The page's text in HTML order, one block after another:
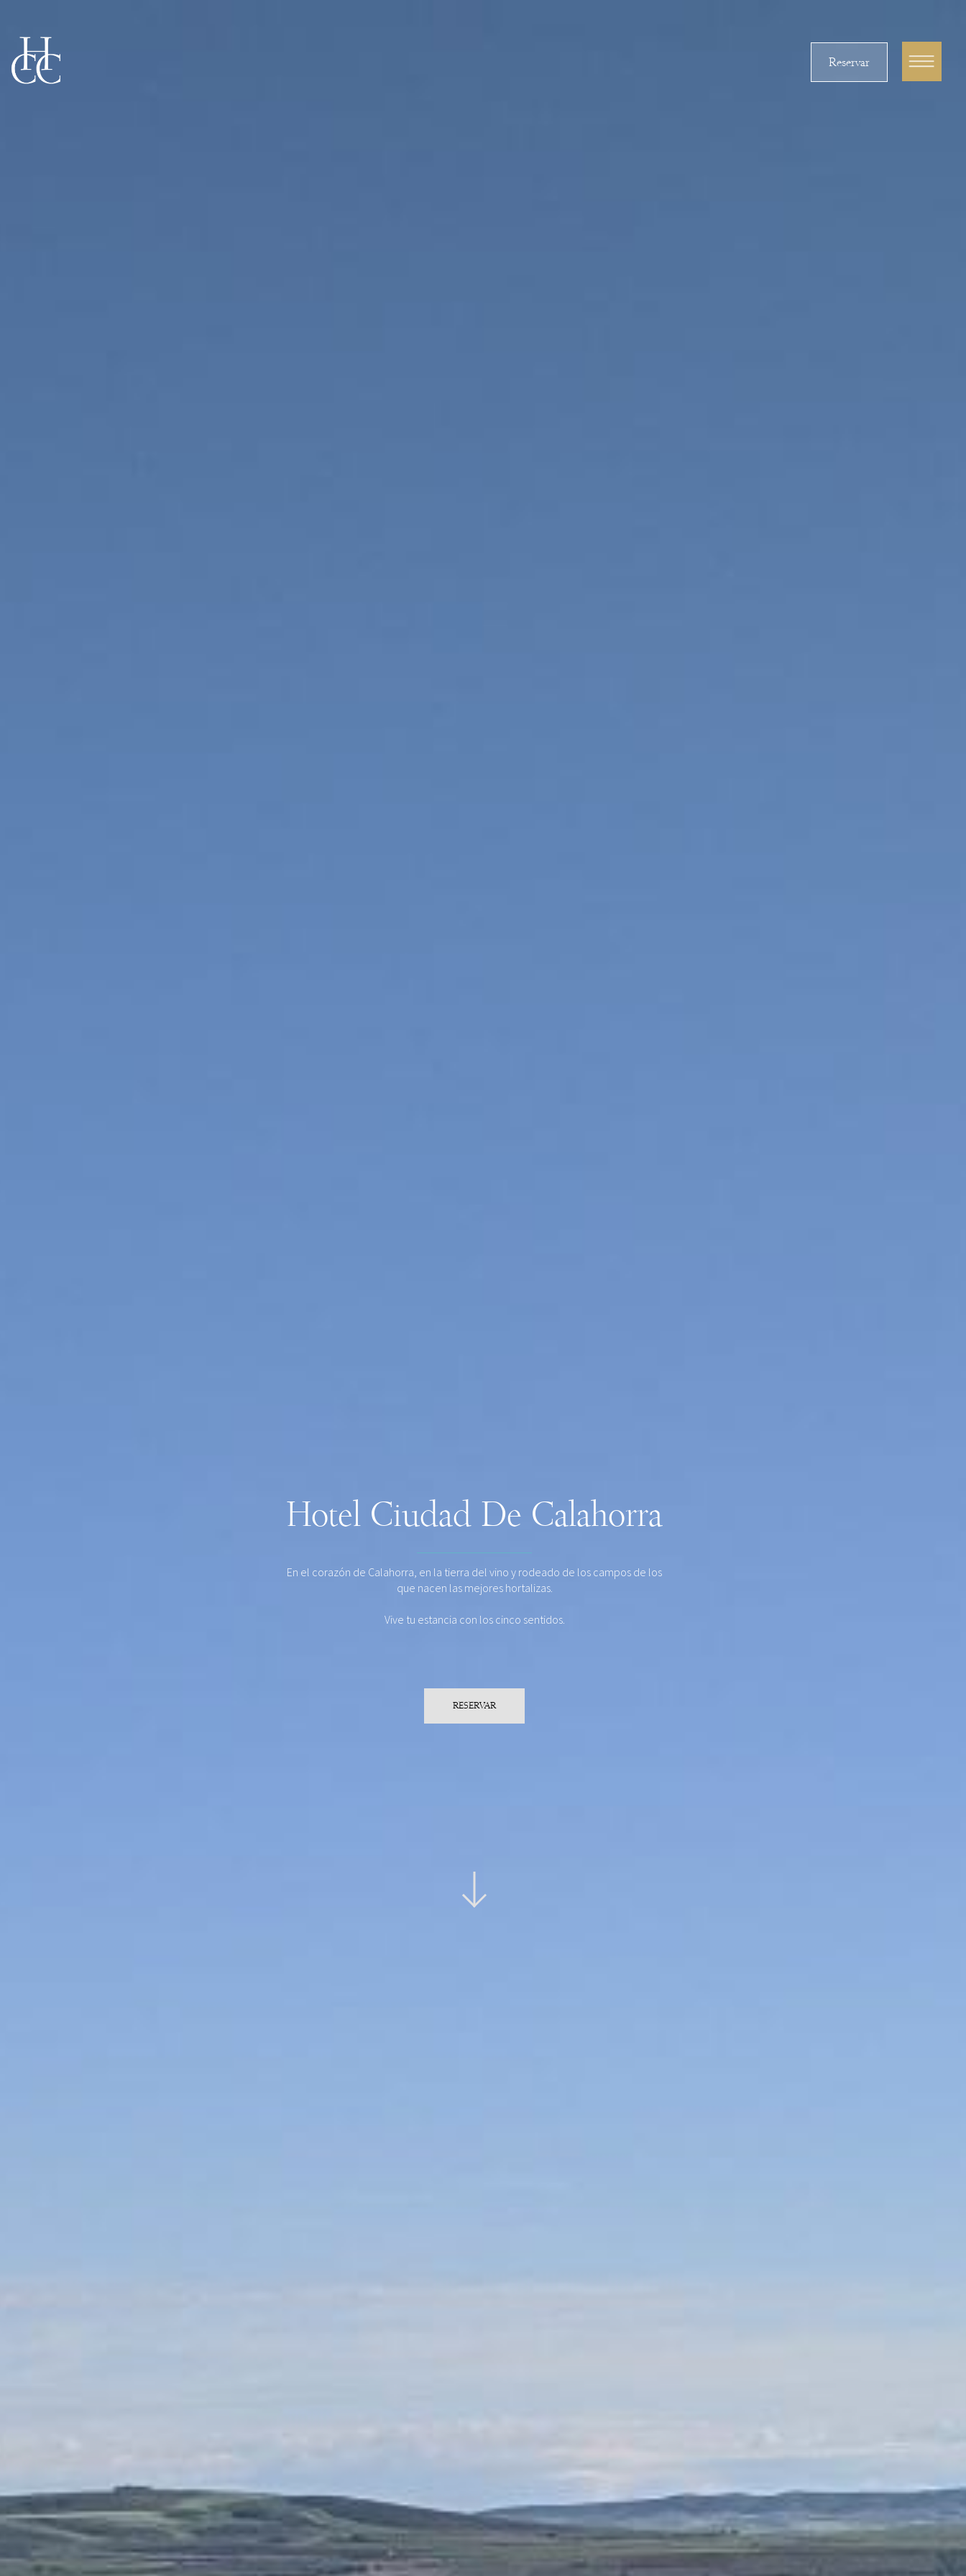
Reservar
Hotel Ciudad De Calahorra
En el corazón de Calahorra, en la tierra del vino y rodeado de los campos de los
que nacen las mejores hortalizas.
Vive tu estancia con los cinco sentidos.
RESERVAR